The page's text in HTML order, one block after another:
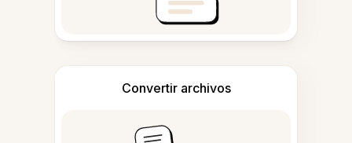
Convertir archivos